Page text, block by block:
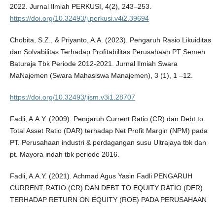
2022. Jurnal Ilmiah PERKUSI, 4(2), 243–253.
https://doi.org/10.32493/j.perkusi.v4i2.39694
Chobita, S.Z., & Priyanto, A.A. (2023). Pengaruh Rasio Likuiditas
dan Solvabilitas Terhadap Profitabilitas Perusahaan PT Semen
Baturaja Tbk Periode 2012-2021. Jurnal Ilmiah Swara
MaNajemen (Swara Mahasiswa Manajemen), 3 (1), 1 –12.
https://doi.org/10.32493/jism.v3i1.28707
Fadli, A.A.Y. (2009). Pengaruh Current Ratio (CR) dan Debt to
Total Asset Ratio (DAR) terhadap Net Profit Margin (NPM) pada
PT. Perusahaan industri & perdagangan susu Ultrajaya tbk dan
pt. Mayora indah tbk periode 2016.
Fadli, A.A.Y. (2021). Achmad Agus Yasin Fadli PENGARUH
CURRENT RATIO (CR) DAN DEBT TO EQUITY RATIO (DER)
TERHADAP RETURN ON EQUITY (ROE) PADA PERUSAHAAN